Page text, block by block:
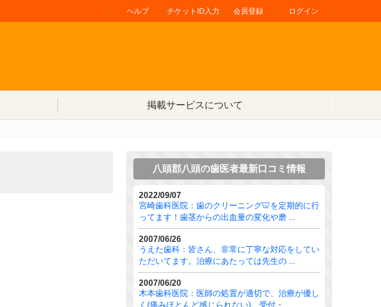
ヘルプ チケットID入力 会員登録 ログイン
掲載サービスについて
八頭郡八頭の歯医者最新口コミ情報
2022/09/07
宮崎歯科医院：歯のクリーニング🦷を定期的に行
ってます！歯茎からの出血量の変化や磨 ...
2007/06/26
うえた歯科：皆さん、非常に丁寧な対応をしてい
ただいてます。治療にあたっては先生の ...
2007/06/20
木本歯科医院：医師の処置が適切で、治療が優し